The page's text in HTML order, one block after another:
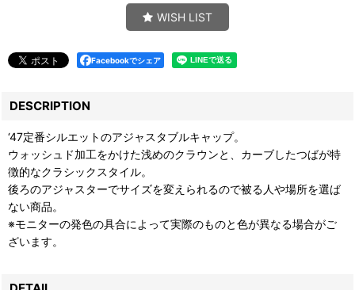
WISH LIST
Facebookでシェア
DESCRIPTION
‘47定番シルエットのアジャスタブルキャップ。
ウォッシュド加工をかけた浅めのクラウンと、カーブしたつばが特
徴的なクラシックスタイル。
後ろのアジャスターでサイズを変えられるので被る人や場所を選ば
ない商品。
※モニターの発色の具合によって実際のものと色が異なる場合がご
ざいます。